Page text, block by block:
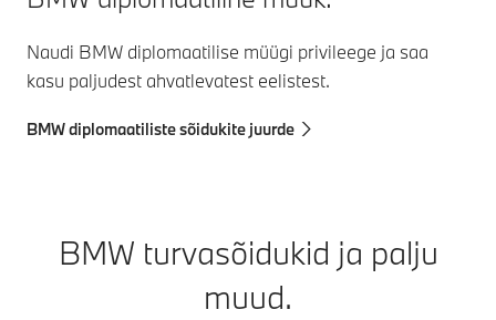
Naudi BMW diplomaatilise müügi privileege ja saa
kasu paljudest ahvatlevatest eelistest.
BMW diplomaatiliste sõidukite juurde
BMW turvasõidukid ja palju
muud.